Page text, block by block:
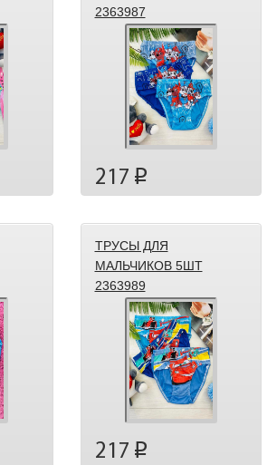
2363987
217 p
ТРУСЫ ДЛЯ
МАЛЬЧИКОВ 5ШТ
2363989
217 p